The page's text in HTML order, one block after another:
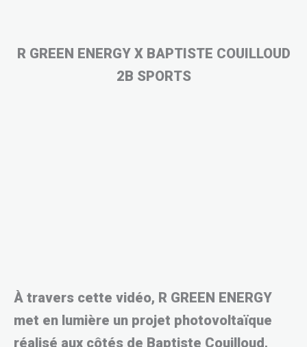
R GREEN ENERGY X BAPTISTE COUILLOUD
2B SPORTS
À travers cette vidéo, R GREEN ENERGY
met en lumière un projet photovoltaïque
réalisé aux côtés de Baptiste Couilloud,